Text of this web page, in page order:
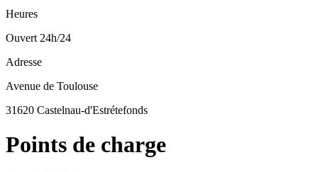
Heures
Ouvert 24h/24
Adresse
Avenue de Toulouse
31620 Castelnau-d'Estrétefonds
Points de charge